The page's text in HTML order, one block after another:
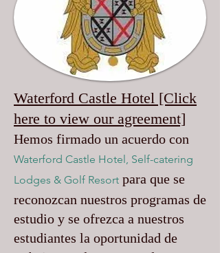
Waterford Castle Hotel [Click
here to view our agreement]
Hemos firmado un acuerdo con
Waterford Castle Hotel, Self-catering
Lodges & Golf Resort para que se
reconozcan nuestros programas de
estudio y se ofrezca a nuestros
estudiantes la oportunidad de